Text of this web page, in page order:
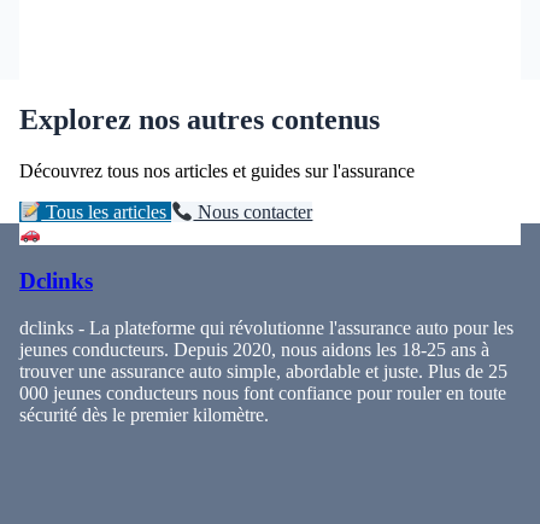
Explorez nos autres contenus
Découvrez tous nos articles et guides sur l'assurance
Tous les articles Nous contacter
Dclinks
dclinks - La plateforme qui révolutionne l'assurance auto pour les
jeunes conducteurs. Depuis 2020, nous aidons les 18-25 ans à
trouver une assurance auto simple, abordable et juste. Plus de 25
000 jeunes conducteurs nous font confiance pour rouler en toute
sécurité dès le premier kilomètre.